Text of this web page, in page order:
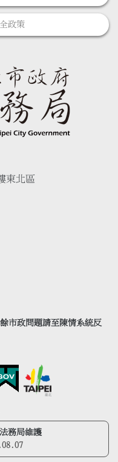
政策
東北區
市政問題請至陳情系統反
務局維護